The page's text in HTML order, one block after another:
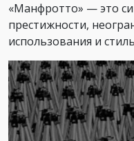
«Манфротто» — это
престижности,
использования и